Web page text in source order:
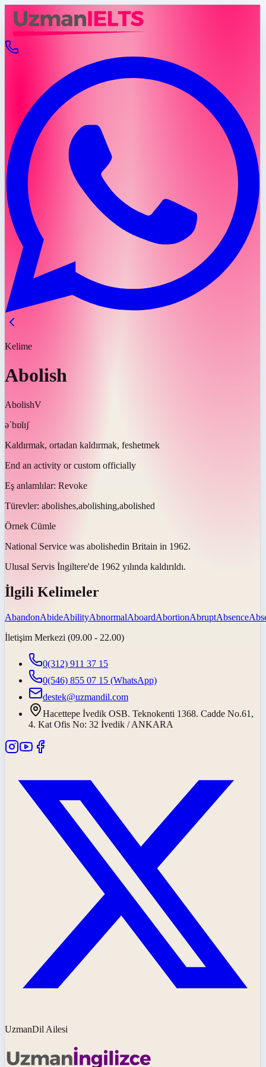
Kelime
Abolish
AbolishV
əˈbɒlɪʃ
Kaldırmak, ortadan kaldırmak, feshetmek
End an activity or custom officially
Eş anlamlılar: Revoke
Türevler: abolishes,abolishing,abolished
Örnek Cümle
National Service was abolishedin Britain in 1962.
Ulusal Servis İngiltere'de 1962 yılında kaldırıldı.
İlgili Kelimeler
AbandonAbideAbilityAbnormalAboardAbortionAbruptAbsence
İletişim Merkezi (09.00 - 22.00)
0(312) 911 37 15
0(546) 855 07 15 (WhatsApp)
destek@uzmandil.com
Hacettepe İvedik OSB. Teknokenti 1368. Cadde No.61,
4. Kat Ofis No: 32 İvedik / ANKARA
UzmanDil Ailesi